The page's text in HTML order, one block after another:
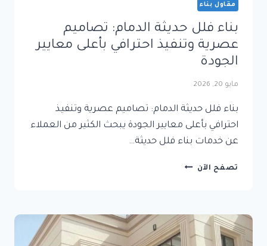
مقاول بناء
بناء فلل حديثة الدمام: تصاميم
عصرية وتنفيذ احترافي بأعلى معايير
الجودة
مايو 20, 2026
بناء فلل حديثة الدمام: تصاميم عصرية وتنفيذ
احترافي بأعلى معايير الجودة يبحث الكثير من العملاء
عن خدمات بناء فلل حديثة…
تصفح الآن بناء
تصاميم
عصرية
وتنفيذ